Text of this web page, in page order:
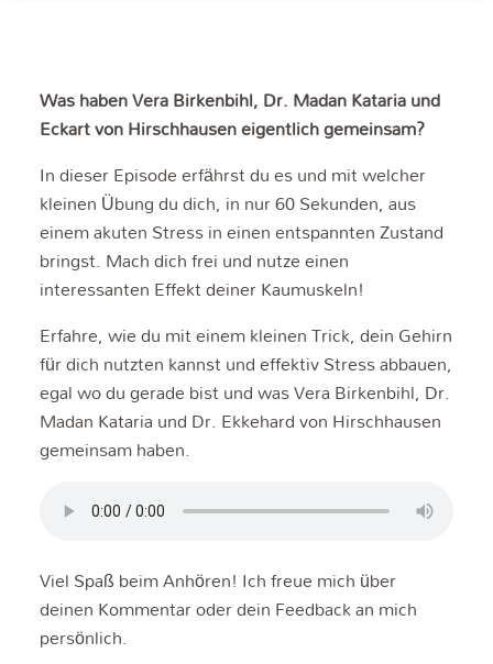
Was haben Vera Birkenbihl, Dr. Madan Kataria und
Eckart von Hirschhausen eigentlich gemeinsam?
In dieser Episode erfährst du es und mit welcher
kleinen Übung du dich, in nur 60 Sekunden, aus
einem akuten Stress in einen entspannten Zustand
bringst. Mach dich frei und nutze einen
interessanten Effekt deiner Kaumuskeln!
Erfahre, wie du mit einem kleinen Trick, dein Gehirn
für dich nutzten kannst und effektiv Stress abbauen,
egal wo du gerade bist und was Vera Birkenbihl, Dr.
Madan Kataria und Dr. Ekkehard von Hirschhausen
gemeinsam haben.
Viel Spaß beim Anhören! Ich freue mich über
deinen Kommentar oder dein Feedback an mich
persönlich.